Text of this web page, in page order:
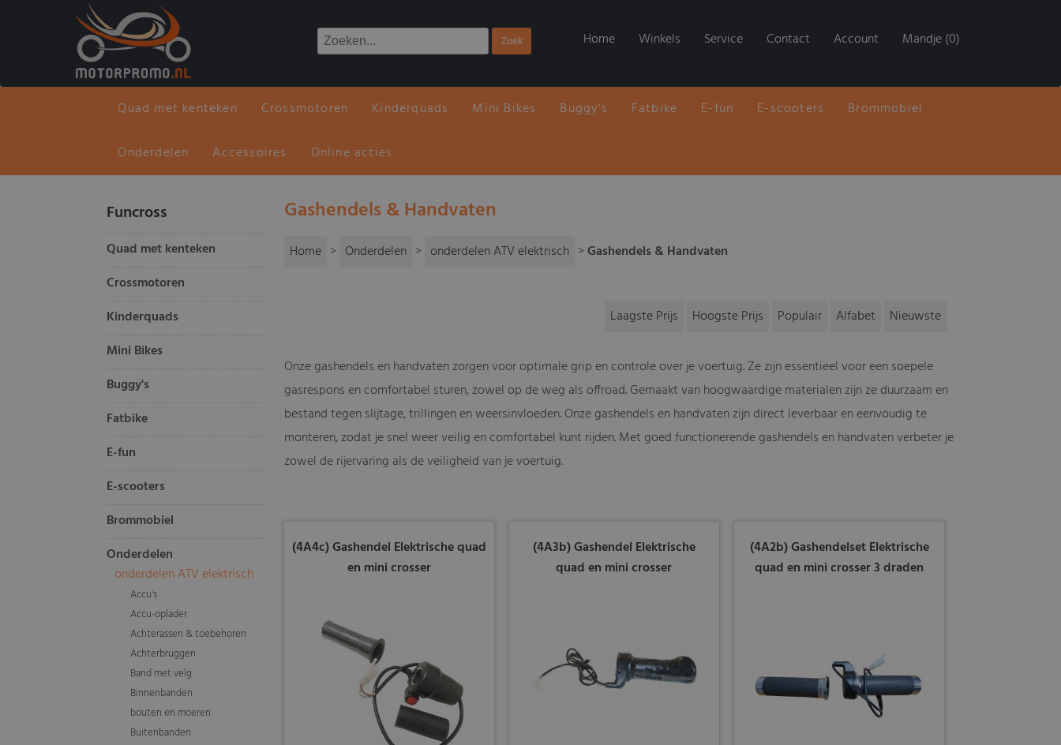
Home Winkels Service Contact Account Mandje (0)
Quad met kenteken Crossmotoren Kinderquads Mini Bikes Buggy's Fatbike E-fun E-scooters Brommobiel
Onderdelen Accessoires Online acties
Funcross
Quad met kenteken
Crossmotoren
Kinderquads
Mini Bikes
Buggy's
Fatbike
E-fun
E-scooters
Brommobiel
Onderdelen
onderdelen ATV elektrisch
Accu's
Accu-oplader
Achterassen & toebehoren
Achterbruggen
Band met velg
Binnenbanden
bouten en moeren
Buitenbanden
Gashendels & Handvaten
Home > Onderdelen > onderdelen ATV elektrisch >Gashendels & Handvaten
Laagste Prijs Hoogste Prijs Populair Alfabet Nieuwste
Onze gashendels en handvaten zorgen voor optimale grip en controle over je voertuig. Ze zijn essentieel voor een soepele
gasrespons en comfortabel sturen, zowel op de weg als offroad. Gemaakt van hoogwaardige materialen zijn ze duurzaam en
bestand tegen slijtage, trillingen en weersinvloeden. Onze gashendels en handvaten zijn direct leverbaar en eenvoudig te
monteren, zodat je snel weer veilig en comfortabel kunt rijden. Met goed functionerende gashendels en handvaten verbeter je
zowel de rijervaring als de veiligheid van je voertuig.
(4A4c) Gashendel Elektrische quad
en mini crosser
(4A3b) Gashendel Elektrische
quad en mini crosser
(4A2b) Gashendelset Elektrische
quad en mini crosser 3 draden